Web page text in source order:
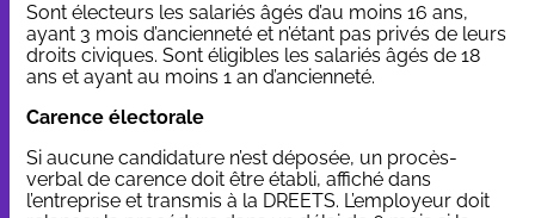
Sont électeurs les salariés âgés d’au moins 16 ans,
ayant 3 mois d’ancienneté et n’étant pas privés de leurs
droits civiques. Sont éligibles les salariés âgés de 18
ans et ayant au moins 1 an d’ancienneté.
Carence électorale
Si aucune candidature n’est déposée, un procès-
verbal de carence doit être établi, affiché dans
l’entreprise et transmis à la DREETS. L’employeur doit